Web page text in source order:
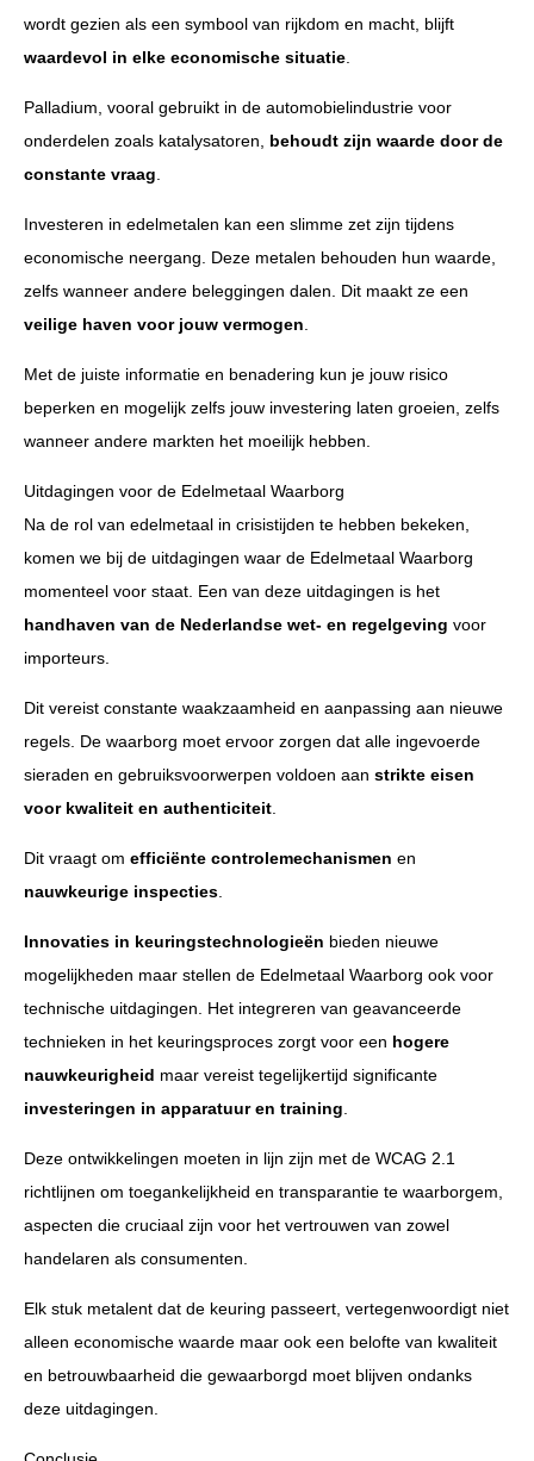
wordt gezien als een symbool van rijkdom en macht, blijft
waardevol in elke economische situatie
Palladium, vooral gebruikt in de automobielindustrie voor
onderdelen zoals katalysatoren, behoudt zijn waarde door de
constante vraag
Investeren in edelmetalen kan een slimme zet zijn tijdens
economische neergang. Deze metalen behouden hun waarde,
zelfs wanneer andere beleggingen dalen. Dit maakt ze een
veilige haven voor jouw vermogen
Met de juiste informatie en benadering kun je jouw risico
beperken en mogelijk zelfs jouw investering laten groeien, zelfs
wanneer andere markten het moeilijk hebben.
Uitdagingen voor de Edelmetaal Waarborg
Na de rol van edelmetaal in crisistijden te hebben bekeken,
komen we bij de uitdagingen waar de Edelmetaal Waarborg
momenteel voor staat. Een van deze uitdagingen is het
handhaven van de Nederlandse wet- en regelgeving voor
importeurs.
Dit vereist constante waakzaamheid en aanpassing aan nieuwe
regels. De waarborg moet ervoor zorgen dat alle ingevoerde
sieraden en gebruiksvoorwerpen voldoen aan strikte eisen
voor kwaliteit en authenticiteit
Dit vraagt om efficiënte controlemechanismen en
nauwkeurige inspecties
Innovaties in keuringstechnologieën bieden nieuwe
mogelijkheden maar stellen de Edelmetaal Waarborg ook voor
technische uitdagingen. Het integreren van geavanceerde
technieken in het keuringsproces zorgt voor een hogere
nauwkeurigheid maar vereist tegelijkertijd significante
investeringen in apparatuur en training
Deze ontwikkelingen moeten in lijn zijn met de WCAG 2.1
richtlijnen om toegankelijkheid en transparantie te waarborgem,
aspecten die cruciaal zijn voor het vertrouwen van zowel
handelaren als consumenten.
Elk stuk metalent dat de keuring passeert, vertegenwoordigt niet
alleen economische waarde maar ook een belofte van kwaliteit
en betrouwbaarheid die gewaarborgd moet blijven ondanks
deze uitdagingen.